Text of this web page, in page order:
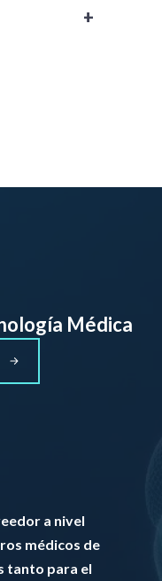
+
Médica
a nivel
médicos de
tanto para el